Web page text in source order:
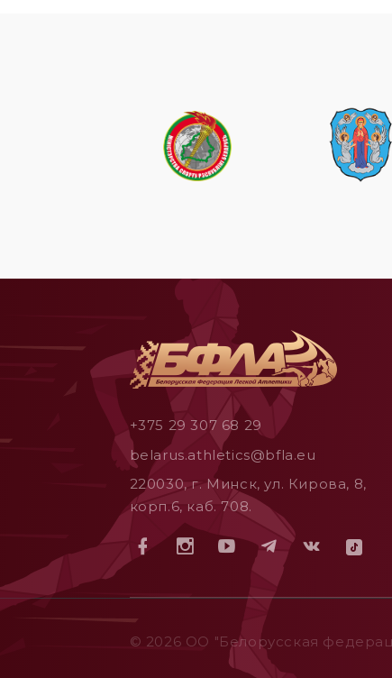
+375 29 307 68 29
belarus.athletics@bfla.eu
220030, г. Минск, ул. Кирова, 8,
корп.6, каб. 708.
© 2026 ОO "Белорусская